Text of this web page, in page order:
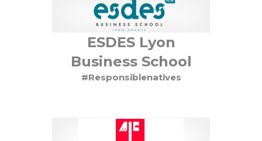
ESDES Lyon
Business School
#Responsiblenatives